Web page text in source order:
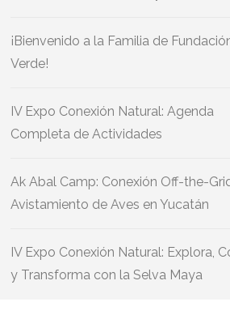
¡Bienvenido a la Familia de
Verde!
IV Expo Conexión Natural: Agenda
Completa de Actividades
Ak Abal Camp: Conexión Off-the-
Avistamiento de Aves en Yucatán
IV Expo Conexión Natural: Explora,
y Transforma con la Selva Maya